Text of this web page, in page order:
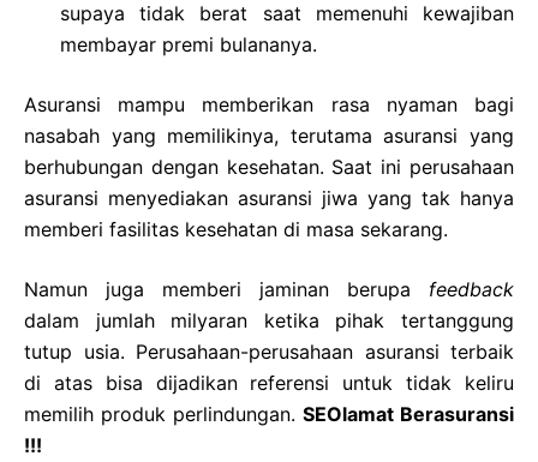
supaya tidak berat saat memenuhi kewajiban
membayar premi bulananya.
Asuransi mampu memberikan rasa nyaman bagi
nasabah yang memilikinya, terutama asuransi yang
berhubungan dengan kesehatan. Saat ini perusahaan
asuransi menyediakan asuransi jiwa yang tak hanya
memberi fasilitas kesehatan di masa sekarang.
Namun juga memberi jaminan berupa feedback
dalam jumlah milyaran ketika pihak tertanggung
tutup usia. Perusahaan-perusahaan asuransi terbaik
di atas bisa dijadikan referensi untuk tidak keliru
memilih produk perlindungan. SEOlamat Berasuransi
!!!